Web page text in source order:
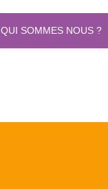
QUI SOMMES NOUS ?